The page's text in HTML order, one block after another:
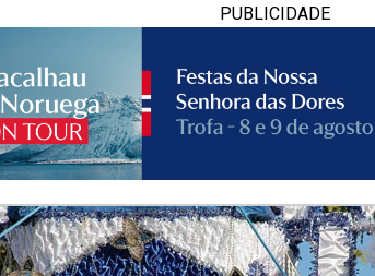
PUBLICIDADE